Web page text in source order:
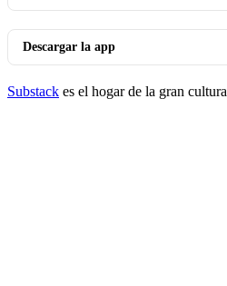
Descargar la app
Substack es el hogar de la gran cultura